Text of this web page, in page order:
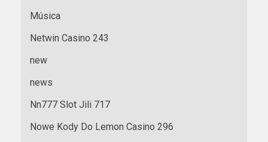
Música
Netwin Casino 243
new
news
Nn777 Slot Jili 717
Nowe Kody Do Lemon Casino 296